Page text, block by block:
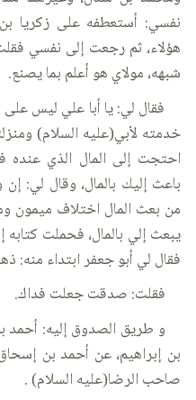
نفسي: أستعطفه على زكريا
هؤلاء، ثم رجعت إلى نفسي
شبهه، مولاي هو أعلم بما يصنع.
فقال لي: يا أبا علي ليس
خدمته لأبي(عليه السلام)
احتجت إلى المال الذي
باعث إليك بالمال، وقال لي:
من بعث المال اختلاف ميمون
يبعث إلي بالمال، فحملت كتابه
فقال لي أبو جعفر ابتداء منه:
فقلت: صدقت جعلت فداك.
و طريق الصدوق إليه: أحمد
بن إبراهيم، عن أحمد بن
صاحب الرضا(عليه السلام) .